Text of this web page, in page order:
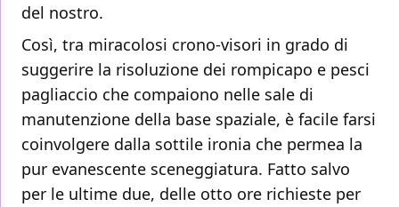
del nostro.
Così, tra miracolosi crono-visori in grado di
suggerire la risoluzione dei rompicapo e pesci
pagliaccio che compaiono nelle sale di
manutenzione della base spaziale, è facile farsi
coinvolgere dalla sottile ironia che permea la
pur evanescente sceneggiatura. Fatto salvo
per le ultime due, delle otto ore richieste per